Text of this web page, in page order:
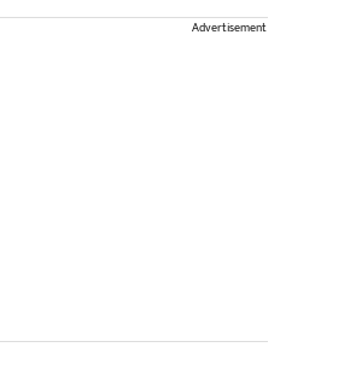
Advertisement